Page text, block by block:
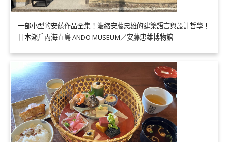
一部小型的安藤作品全集！濃縮安藤忠雄的建築語言與設計哲學！
日本瀨戶內海直島 ANDO MUSEUM／安藤忠雄博物館